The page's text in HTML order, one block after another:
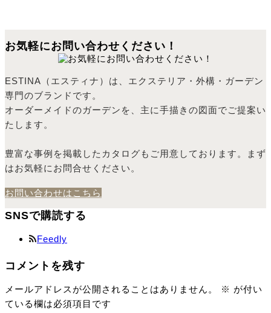
お気軽にお問い合わせください！
ESTINA（エスティナ）は、エクステリア・外構・ガーデン
専門のブランドです。
オーダーメイドのガーデンを、主に手描きの図面でご提案い
たします。
豊富な事例を掲載したカタログもご用意しております。まず
はお気軽にお問合せください。
お問い合わせはこちら
SNSで購読する
Feedly
コメントを残す
メールアドレスが公開されることはありません。 ※ が付い
ている欄は必須項目です